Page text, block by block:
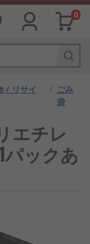
0
/ リサイ
/ ごみ
袋
エチレ
パックあ